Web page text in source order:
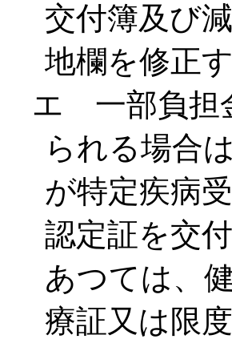
交付簿及び
地欄を修正
エ 一部負担
られる場合
が特定疾病
認定証を交
あつては、
療証又は限